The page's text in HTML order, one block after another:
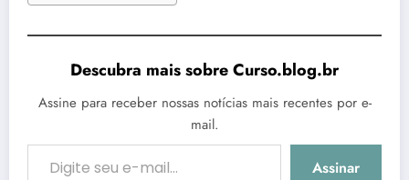
Descubra mais sobre Curso.blog.br
Assine para receber nossas notícias mais recentes por e-
mail.
Digite seu e-mail…
Assinar